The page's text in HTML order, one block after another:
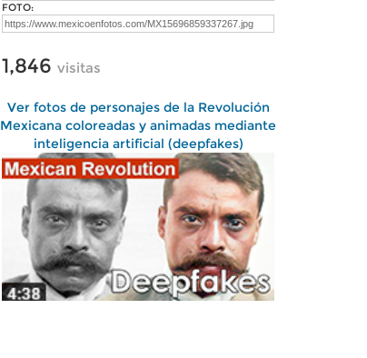
FOTO:
1,846 visitas
Ver fotos de personajes de la Revolución
Mexicana coloreadas y animadas mediante
inteligencia artificial (deepfakes)